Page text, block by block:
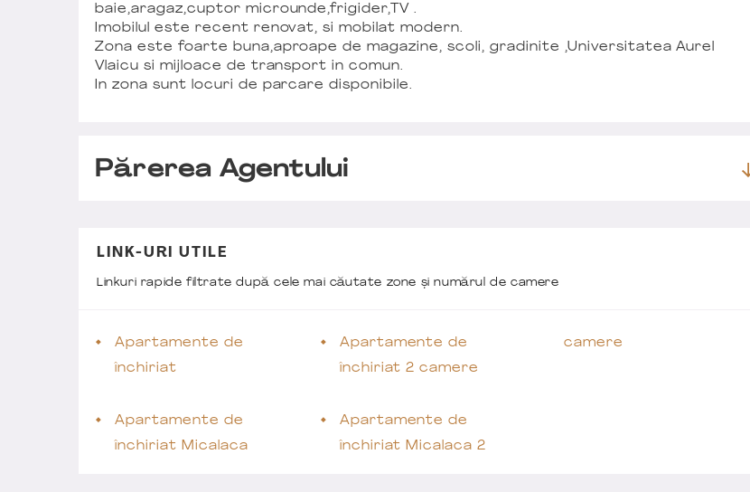
baie,aragaz,cuptor microunde,frigider,TV .
Imobilul este recent renovat, si mobilat modern.
Zona este foarte buna,aproape de magazine, scoli, gradinite ,Universitatea Aurel
Vlaicu si mijloace de transport in comun.
In zona sunt locuri de parcare disponibile.
Părerea Agentului
LINK-URI UTILE
Linkuri rapide filtrate după cele mai căutate zone și numărul de camere
Apartamente de
închiriat
Apartamente de
închiriat Micalaca
Apartamente de
închiriat 2 camere
Apartamente de
închiriat Micalaca 2
camere